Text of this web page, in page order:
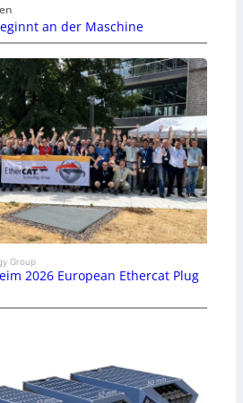
an der Maschine
Group
2026 European Ethercat Plug